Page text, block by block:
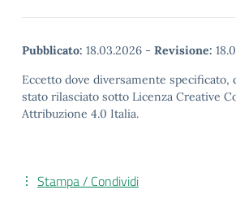
Pubblicato: 18.03.2026 - Revisione:
Eccetto dove diversamente specificato,
stato rilasciato sotto Licenza Creative
Attribuzione 4.0 Italia.
Stampa / Condividi